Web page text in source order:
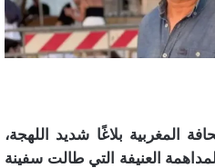
المغربية بلاغًا شديد اللهجة،
العنيفة التي طالت سفينة